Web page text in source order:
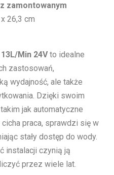
zamontowanym
26,3 cm
13L/Min 24Vto idealne
zastosowań,
wydajność, ale także
Dzięki swoim
jak automatyczne
praca, sprawdzi się w
stały dostęp do wody.
instalacji czynią ją
przez wiele lat.